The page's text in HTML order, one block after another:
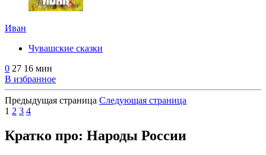
Иван
Чувашские сказки
0 27 16 мин
В избранное
Предыдущая страница Следующая страница
1 2 3 4
Кратко про: Народы России